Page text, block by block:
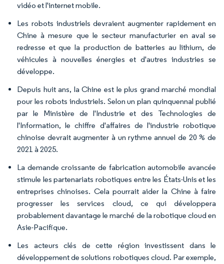
vidéo et l'internet mobile.
Les robots industriels devraient augmenter rapidement en
Chine à mesure que le secteur manufacturier en aval se
redresse et que la production de batteries au lithium, de
véhicules à nouvelles énergies et d'autres industries se
développe.
Depuis huit ans, la Chine est le plus grand marché mondial
pour les robots industriels. Selon un plan quinquennal publié
par le Ministère de l'Industrie et des Technologies de
l'Information, le chiffre d'affaires de l'industrie robotique
chinoise devrait augmenter à un rythme annuel de 20 % de
2021 à 2025.
La demande croissante de fabrication automobile avancée
stimule les partenariats robotiques entre les États-Unis et les
entreprises chinoises. Cela pourrait aider la Chine à faire
progresser les services cloud, ce qui développera
probablement davantage le marché de la robotique cloud en
Asie-Pacifique.
Les acteurs clés de cette région investissent dans le
développement de solutions robotiques cloud. Par exemple,